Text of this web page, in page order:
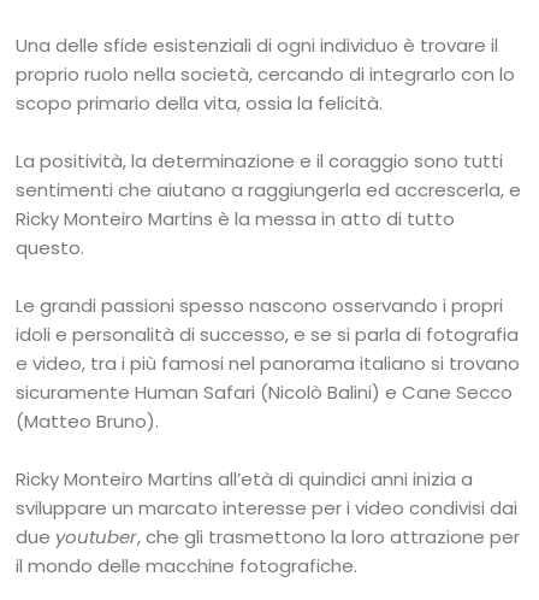
Una delle sfide esistenziali di ogni individuo è trovare il
proprio ruolo nella società, cercando di integrarlo con lo
scopo primario della vita, ossia la felicità.
La positività, la determinazione e il coraggio sono tutti
sentimenti che aiutano a raggiungerla ed accrescerla, e
Ricky Monteiro Martins è la messa in atto di tutto
questo.
Le grandi passioni spesso nascono osservando i propri
idoli e personalità di successo, e se si parla di fotografia
e video, tra i più famosi nel panorama italiano si trovano
sicuramente Human Safari (Nicolò Balini) e Cane Secco
(Matteo Bruno).
Ricky Monteiro Martins all’età di quindici anni inizia a
sviluppare un marcato interesse per i video condivisi dai
due youtuber, che gli trasmettono la loro attrazione per
il mondo delle macchine fotografiche.